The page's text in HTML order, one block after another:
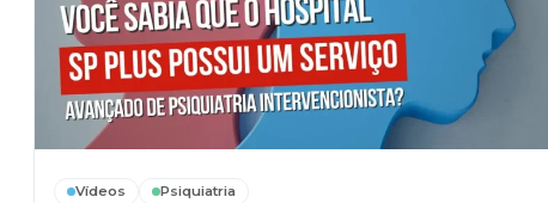
Vídeos
Psiquiatria